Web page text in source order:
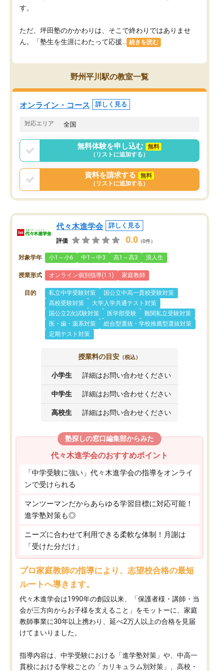
す。
ただ、坪田塾のかかわりは、そこで終わりではありませ
ん。「塾生を生涯にわたって応援...
続きを読む
野州平川駅の教室一覧
オンライン・コース 詳しく見る
対応エリア 全国
無料体験を申し込む
無料
（リストに追加する）
資料を請求する
無料
（リストに追加する）
代々木進学会 詳しく見る
評価 0.0 （0件）
対象学年 小1～小6 中1～中3 高1～高3 浪人生
授業形式 オンライン個別指導(1:1) 家庭教師
目的 私立中学受験対策
国公立中高一貫校受験対策
高校受験対策
大学入学共通テスト対策
国公立2次試験対策
医学部受験
難関私立受験対策
医・歯・薬系対策
総合型選抜・学校推薦型選抜対策
定期テスト対策
授業料の目安 （税込）
小学生 詳細はお問い合わせください
中学生 詳細はお問い合わせください
高校生 詳細はお問い合わせください
塾探しの窓口編集部からみた
代々木進学会のおすすめポイント
「中学受験に強い」代々木進学会の指導をオンライ
ンで受けられる
マンツーマンだからあらゆる学習目標に対応可能！
進学塾対策も◎
ニーズに合わせて利用できる柔軟な体制！月謝は
「受けた分だけ」
プロ家庭教師の指導により、志望校合格の最短
ルートへ導きます。
代々木進学会は1990年の創設以来、「保護者様・講師・当
会が三方向からお子様を支えること」をモットーに、家庭
教師事業に30年以上携わり、延べ2万人以上の合格を見届
けてまいりました。
指導内容は、中学受験における「進学塾対策」や、中高一
貫校における学校ごとの「カリキュラム別対策」、高校・